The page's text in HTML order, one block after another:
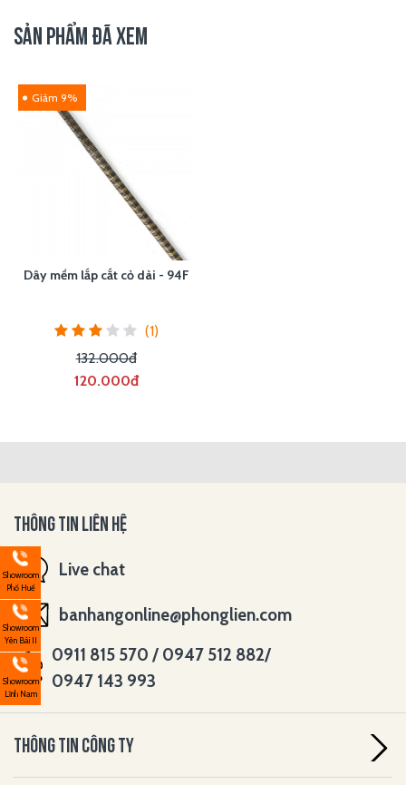
Showroom
Phố Huế
Showroom
Yên Bái II
Showroom
Lĩnh Nam
SẢN PHẨM ĐÃ XEM
Giảm 9%
Dây mềm lắp cắt cỏ dài - 94F
(1)
132.000đ
120.000đ
THÔNG TIN LIÊN HỆ
Live chat
banhangonline@phonglien.com
0911 815 570 / 0947 512 882/
0947 143 993
THÔNG TIN CÔNG TY